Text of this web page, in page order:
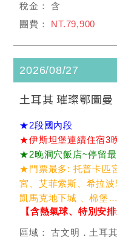
含
NT.79,900
2026/08/27
土耳其 璀璨鄂圖
★2段國內段
★伊斯坦堡連續住宿3
★2晚洞穴飯店~停留
★門票最多: 托普卡匹
宮、艾菲索斯、希拉波
凱馬克地下城 、棉堡
【含熱氣球、特別安
古文明．土耳其